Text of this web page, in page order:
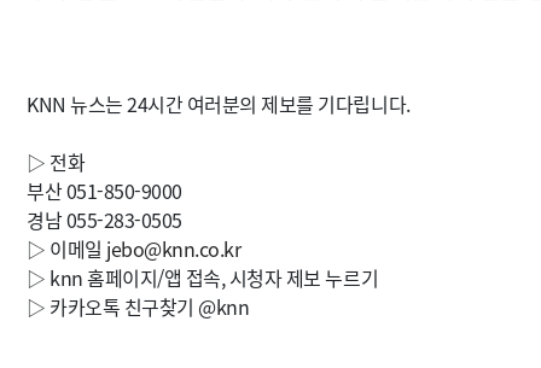
KNN 뉴스는 24시간 여러분의 제보를 기다립니다.
▷ 전화
부산 051-850-9000
경남 055-283-0505
▷ 이메일 jebo@knn.co.kr
▷ knn 홈페이지/앱 접속, 시청자 제보 누르기
▷ 카카오톡 친구찾기 @knn